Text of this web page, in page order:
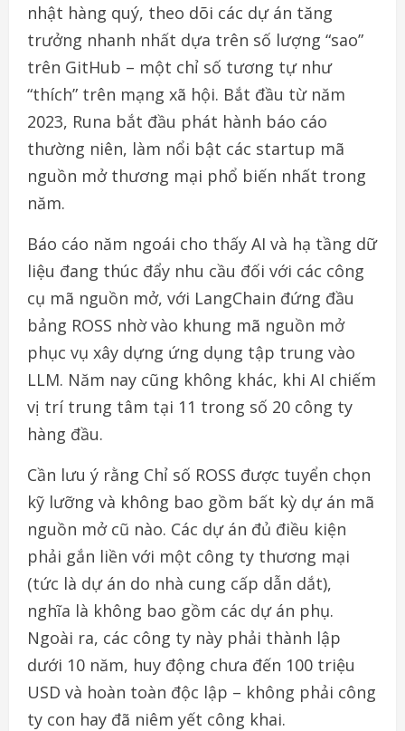
nhật hàng quý, theo dõi các dự án tăng
trưởng nhanh nhất dựa trên số lượng “sao”
trên GitHub – một chỉ số tương tự như
“thích” trên mạng xã hội. Bắt đầu từ năm
2023, Runa bắt đầu phát hành báo cáo
thường niên, làm nổi bật các startup mã
nguồn mở thương mại phổ biến nhất trong
năm.
Báo cáo năm ngoái cho thấy AI và hạ tầng dữ
liệu đang thúc đẩy nhu cầu đối với các công
cụ mã nguồn mở, với LangChain đứng đầu
bảng ROSS nhờ vào khung mã nguồn mở
phục vụ xây dựng ứng dụng tập trung vào
LLM. Năm nay cũng không khác, khi AI chiếm
vị trí trung tâm tại 11 trong số 20 công ty
hàng đầu.
Cần lưu ý rằng Chỉ số ROSS được tuyển chọn
kỹ lưỡng và không bao gồm bất kỳ dự án mã
nguồn mở cũ nào. Các dự án đủ điều kiện
phải gắn liền với một công ty thương mại
(tức là dự án do nhà cung cấp dẫn dắt),
nghĩa là không bao gồm các dự án phụ.
Ngoài ra, các công ty này phải thành lập
dưới 10 năm, huy động chưa đến 100 triệu
USD và hoàn toàn độc lập – không phải công
ty con hay đã niêm yết công khai.